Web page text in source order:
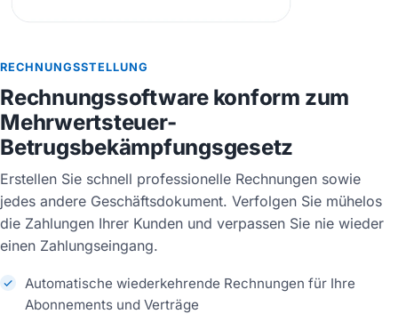
RECHNUNGSSTELLUNG
Rechnungssoftware konform zum
Mehrwertsteuer-
Betrugsbekämpfungsgesetz
Erstellen Sie schnell professionelle Rechnungen sowie
jedes andere Geschäftsdokument. Verfolgen Sie mühelos
die Zahlungen Ihrer Kunden und verpassen Sie nie wieder
einen Zahlungseingang.
Automatische wiederkehrende Rechnungen für Ihre
Abonnements und Verträge